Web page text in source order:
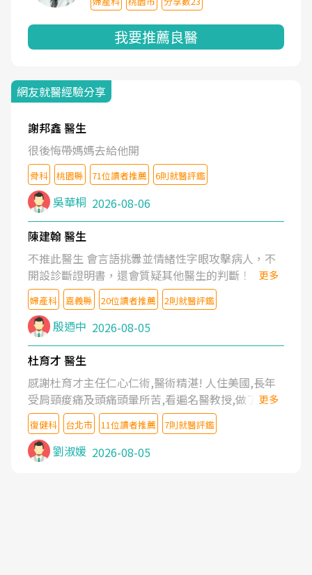
我要推薦良醫
網友就醫經驗分享
謝邦鑫 醫生
很後悔帶媽媽去給他開
骨科 桃園縣 71位讀者推薦 6則就醫評鑑
吳華桐 2026-08-06
陳建翰 醫生
不推此醫生 會言語挑釁並情緒性字眼攻擊病人，不
開設診斷證明書，還會質疑其他醫生的判斷！
更多
婦產科 嘉義縣 20位讀者推薦 2則就醫評鑑
殷迺中 2026-08-05
杜育才 醫生
感謝杜育才主任仁心仁術,醫術精湛! 人住美國,長年
受肩頸痠痛及頭痛頭暈所苦,看遍名醫教授,做了各種
檢查,也嘗試過西醫打針,中醫針灸及物理徒手治療都
沒有用,後來連吃到嗎啡類止痛藥都效果有限,只是壓
症狀,沒多久就痛起來,多年失眠嚴重影響生活品質.
台灣親友介紹忠孝醫院杜育才主任是頸頭症候群專
更多
復健科 台北市 11位讀者推薦 7則就醫評鑑
劉淑媛 2026-08-05